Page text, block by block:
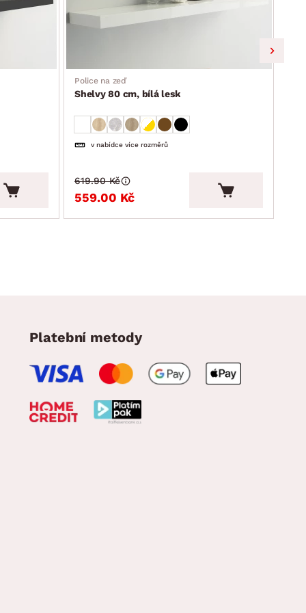
Police na zeď
Shelvy 80 cm, bílá lesk
v nabídce více rozměrů
559.00 Kč
619.90 Kč
Platební metody